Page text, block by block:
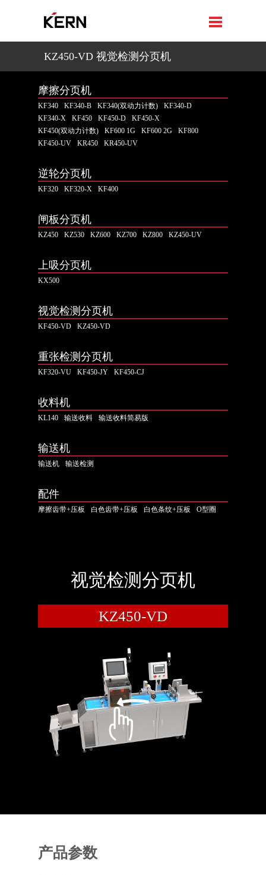
KZ450-VD 视觉检测分页机
摩擦分页机
KF340 KF340-B KF340(双动力计数)
KF340-D
KF340-X
KF450 KF450-D
KF450-X
KF450(双动力计数)
KF600 1G KF600 2G
KF800
KF450-UV
KR450 KR450-UV
逆轮分页机
KF320 KF320-X KF400
闸板分页机
KZ450 KZ530 KZ600 KZ700 KZ800 KZ450-UV
上吸分页机
KX500
视觉检测分页机
KF450-VD KZ450-VD
重张检测分页机
KF320-VU KF450-JY KF450-CJ
收料机
KL140 输送收料 输送收料简易版
输送机
输送机 输送检测
配件
摩擦齿带+压板 白色齿带+压板 白色条纹+压板 O型圈
视觉检测分页机
KZ450-VD
产品参数